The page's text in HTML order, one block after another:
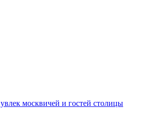
москвичей и гостей столицы